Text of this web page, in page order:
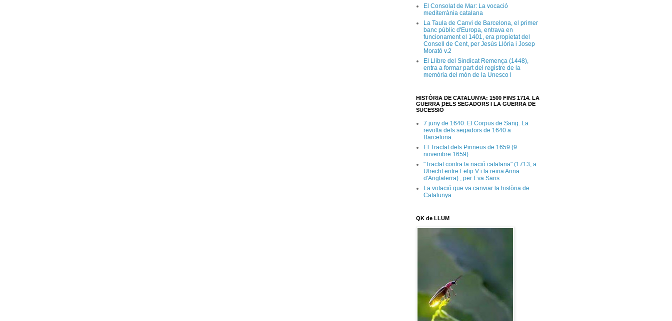
El Consolat de Mar: La vocació
mediterrània catalana
La Taula de Canvi de Barcelona, el primer
banc públic d'Europa, entrava en
funcionament el 1401, era propietat del
Consell de Cent, per Jesús Llòria i Josep
Morató v.2
El Llibre del Sindicat Remença (1448),
entra a formar part del registre de la
memòria del món de la Unesco l
HISTÒRIA DE CATALUNYA: 1500 FINS 1714. LA
GUERRA DELS SEGADORS I LA GUERRA DE
SUCESSIÓ
7 juny de 1640: El Corpus de Sang. La
revolta dels segadors de 1640 a
Barcelona.
El Tractat dels Pirineus de 1659 (9
novembre 1659)
"Tractat contra la nació catalana" (1713, a
Utrecht entre Felip V i la reina Anna
d'Anglaterra) , per Eva Sans
La votació que va canviar la història de
Catalunya
QK de LLUM